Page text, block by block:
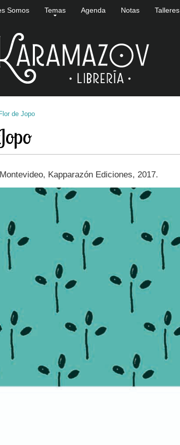
Somos Temas Agenda Notas Talleres
Flor de Jopo
Kapparazón Ediciones, 2017.